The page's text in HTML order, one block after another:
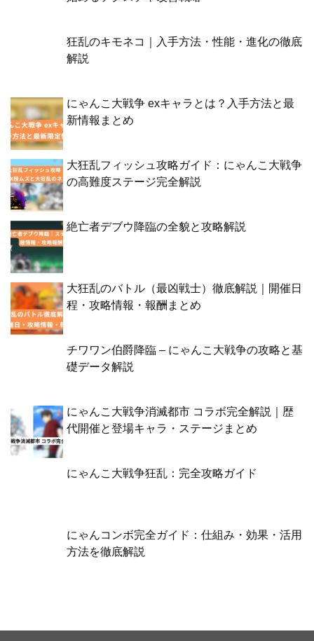
狂乱のキモネコ｜入手方法・性能・進化の徹底
解説
にゃんこ大戦争 exキャラとは？入手方法と最
新情報まとめ
大狂乱フィッシュ攻略ガイド：にゃんこ大戦争
の高難度ステージ完全解説
絶亡者デブウ降臨の全貌と攻略解説
大狂乱のバトル（最凶戦士）徹底解説｜開催日
程・攻略情報・報酬まとめ
チワワン伯爵降臨 – にゃんこ大戦争の攻略と基
礎データ解説
にゃんこ大戦争消滅都市 コラボ完全解説｜歴
代開催と登場キャラ・ステージまとめ
にゃんこ大戦争狂乱：完全攻略ガイド
にゃんコンボ完全ガイド：仕組み・効果・活用
方法を徹底解説